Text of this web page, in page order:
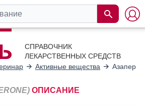
СПРАВОЧНИК
ЛЕКАРСТВЕННЫХ СРЕДСТВ
Активные вещества Азаперон
ОПИСАНИЕ